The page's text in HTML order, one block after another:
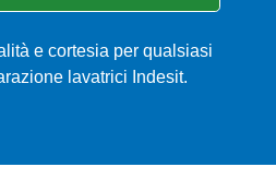
e cortesia per qualsiasi
lavatrici Indesit.